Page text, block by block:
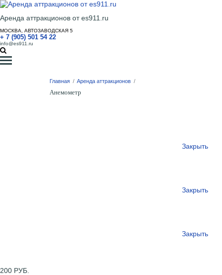
Аренда аттракционов от es911.ru
МОСКВА, АВТОЗАВОДСКАЯ 5
+ 7 (905) 501 54 22
info@es911.ru
Главная / Аренда аттракционов /
Анемометр
Закрыть
Закрыть
Закрыть
200 РУБ.